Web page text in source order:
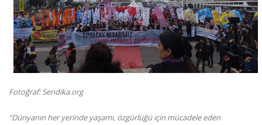
Fotoğraf: Sendika.org
“Dünyanın her yerinde yaşamı, özgürlüğü için mücadele eden